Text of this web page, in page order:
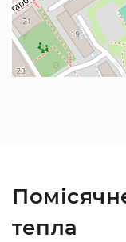
тепла